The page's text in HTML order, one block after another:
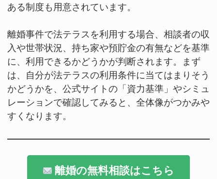
ある制度も用意されています。
離婚事件で法テラスを利用する場合、相談者の収
入や世帯状況、持ち家や預貯金の有無などを基準
に、利用できるかどうかが判断されます。まず
は、自分が法テラスの利用条件に当てはまりそう
かどうかを、公式サイトの「資力基準」やシミュ
レーションで確認してみると、全体像がつかみや
すくなります。
離婚の無料相談はこちら